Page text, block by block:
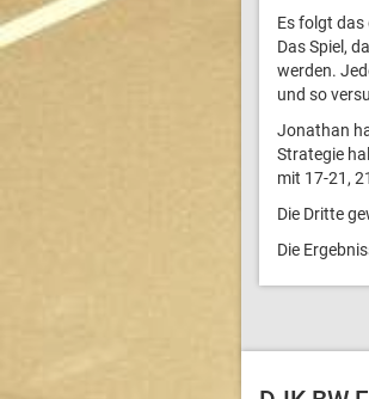
Es folgt das
Das Spiel,
werden.
und so
Jonathan
Strategie
mit 17-21,
Die Dritte
Die